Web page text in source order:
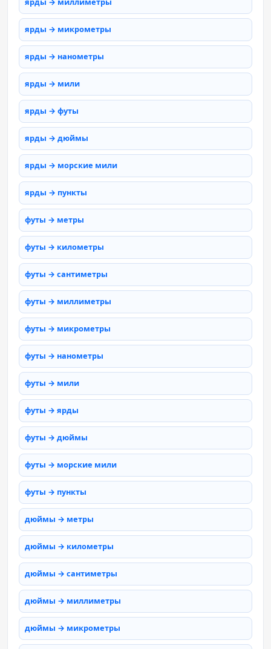
ярды → микрометры
ярды → нанометры
ярды → мили
ярды → футы
ярды → дюймы
ярды → морские мили
ярды → пункты
футы → метры
футы → километры
футы → сантиметры
футы → миллиметры
футы → микрометры
футы → нанометры
футы → мили
футы → ярды
футы → дюймы
футы → морские мили
футы → пункты
дюймы → метры
дюймы → километры
дюймы → сантиметры
дюймы → миллиметры
дюймы → микрометры